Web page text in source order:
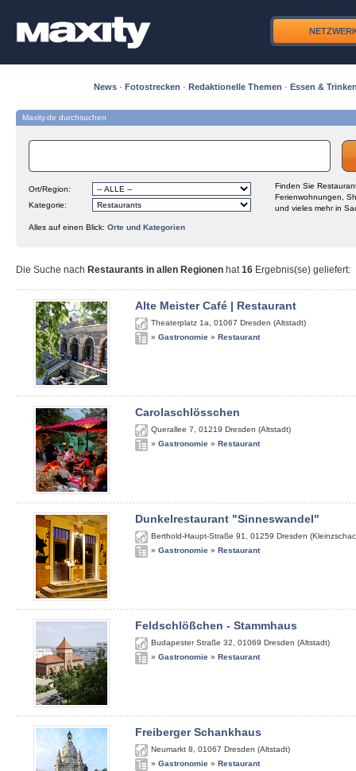
News · Fotostrecken · Redaktionelle Themen · Essen &
Maxity.de durchsuchen
Ort/Region:
Kategorie:
Finden Sie
Ferienwohnungen,
und vieles mehr in
Alles auf einen Blick: Orte und Kategorien
Die Suche nach Restaurants in allen Regionen hat16 Ergebnis(se) geliefert:
Alte Meister Café | Restaurant
Theaterplatz 1a 01067 Dresden (Altstadt)
» Gastronomie » Restaurant
Carolaschlösschen
Querallee 7 01219 Dresden (Altstadt)
» Gastronomie » Restaurant
Dunkelrestaurant "Sinneswandel"
Berthold-Haupt-Straße 91 01259 Dresden
» Gastronomie » Restaurant
Feldschlößchen - Stammhaus
Budapester Straße 32 01069 Dresden (Altstadt)
» Gastronomie » Restaurant
Freiberger Schankhaus
Neumarkt 8 01067 Dresden (Altstadt)
» Gastronomie » Restaurant